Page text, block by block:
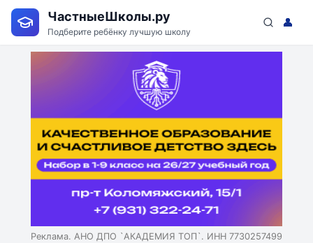
ЧастныеШколы.ру
Подберите ребёнку лучшую школу
👤
Реклама. АНО ДПО `АКАДЕМИЯ ТОП`. ИНН 7730257499